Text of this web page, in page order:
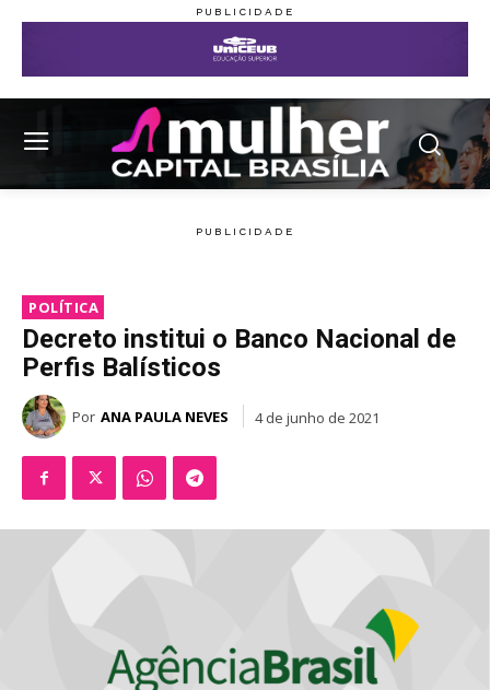
POLÍTICA
Decreto institui o Banco Nacional de
Perfis Balísticos
Por ANA PAULA NEVES 4 de junho de 2021